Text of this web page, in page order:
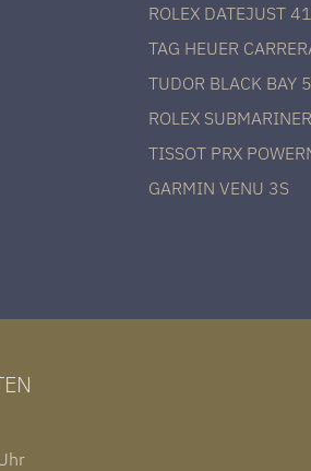
ROLEX DATEJUST 41
TAG HEUER
TUDOR BLACK BAY
ROLEX
TISSOT PRX
GARMIN VENU 3S